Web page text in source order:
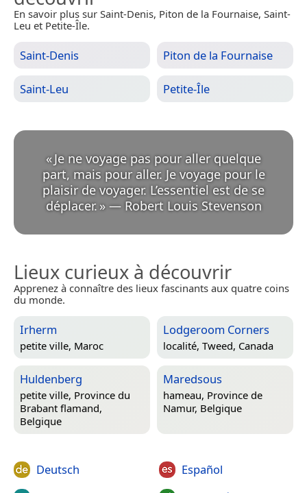
En savoir plus sur Saint-Denis, Piton de la Fournaise, Saint-
Leu et Petite-Île.
Saint-Denis Piton de la Fournaise
Saint-Leu Petite-Île
«Je ne voyage pas pour aller quelque
part, mais pour aller. Je voyage pour le
plaisir de voyager. L’essentiel est de se
déplacer. » — Robert Louis Stevenson
Lieux curieux à découvrir
Apprenez à connaître des lieux fascinants aux quatre coins
du monde.
Irherm
petite ville, Maroc
Lodgeroom Corners
localité, Tweed, Canada
Huldenberg
petite ville, Province du
Brabant flamand,
Belgique
Maredsous
hameau, Province de
Namur, Belgique
Deutsch
Español